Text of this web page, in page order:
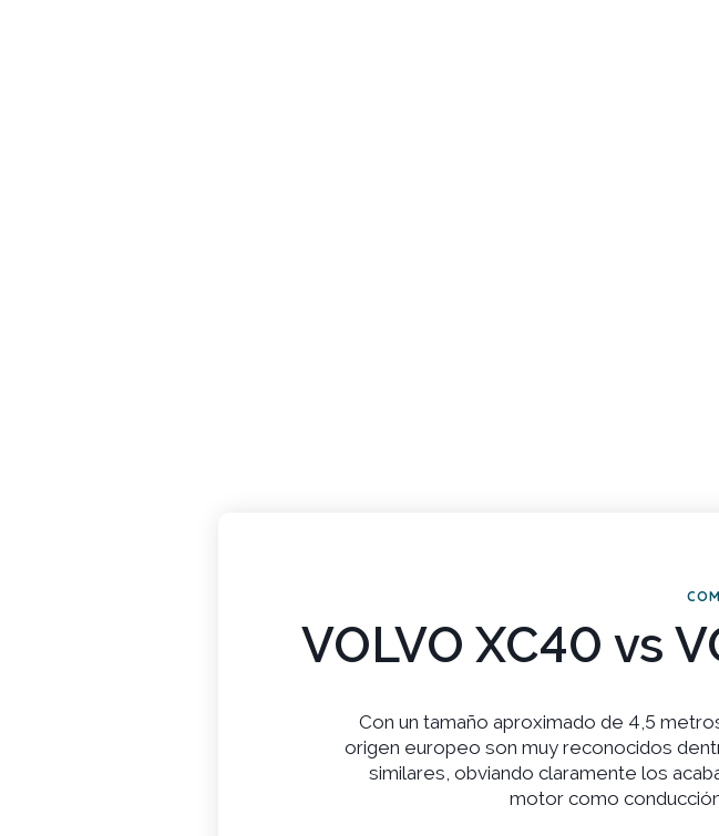
VOLVO XC40 vs
Con un tamaño aproximado de 4,5
origen europeo son muy reconocidos
similares, obviando claramente los
motor como